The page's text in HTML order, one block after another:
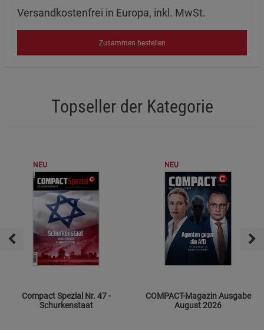
Versandkostenfrei in Europa, inkl. MwSt.
Zusammen bestellen
Topseller der Kategorie
NEU
Compact Spezial Nr. 47 -
Schurkenstaat
NEU
COMPACT-Magazin Ausgabe
August 2026